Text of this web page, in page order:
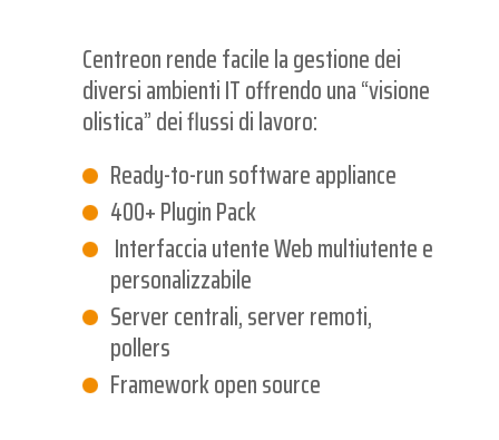
Centreon rende facile la gestione dei
diversi ambienti IT offrendo una “visione
olistica” dei flussi di lavoro:
Ready-to-run software appliance
400+ Plugin Pack
Interfaccia utente Web multiutente e
personalizzabile
Server centrali, server remoti,
pollers
Framework open source